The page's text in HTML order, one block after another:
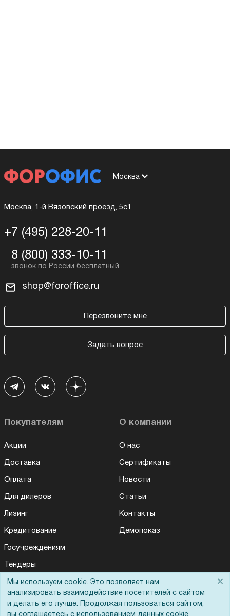
Москва
Москва, 1-й Вязовский проезд, 5с1
+7 (495) 228-20-11
8 (800) 333-10-11
shop@foroffice.ru
Перезвоните мне
Задать вопрос
Покупателям
Акции
Доставка
Оплата
Для дилеров
Лизинг
Кредитование
Госучреждениям
Тендеры
Бренды
О компании
О нас
Сертификаты
Новости
Статьи
Контакты
Демопоказ
Мы используем cookie. Это позволяет нам
анализировать взаимодействие посетителей с сайтом
и делать его лучше. Продолжая пользоваться сайтом,
вы соглашаетесь с использованием данных cookie.
×